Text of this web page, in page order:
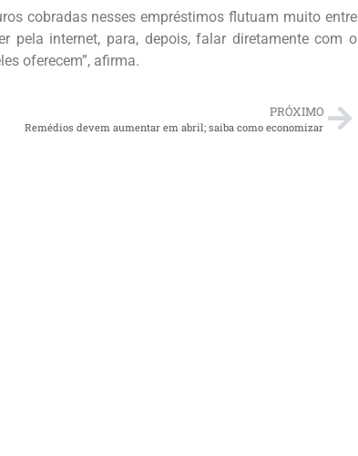
cobradas nesses empréstimos flutuam muito entre
pela internet, para, depois, falar diretamente com o
oferecem”, afirma.
PRÓXIMO
Remédios devem aumentar em abril; saiba como economizar